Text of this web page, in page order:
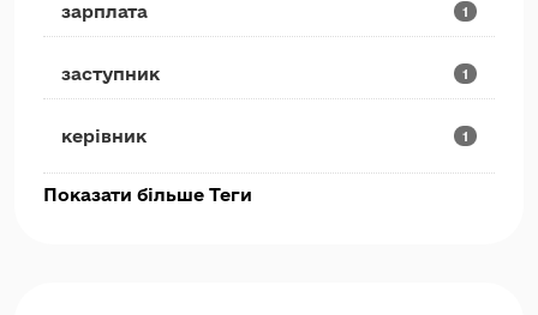
зарплата 1
заступник 1
керівник 1
Показати більше Теги